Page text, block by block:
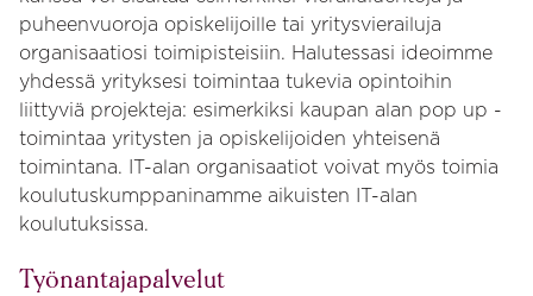
puheenvuoroja opiskelijoille tai yritysvierailuja
organisaatiosi toimipisteisiin. Halutessasi ideoimme
yhdessä yrityksesi toimintaa tukevia opintoihin
liittyviä projekteja: esimerkiksi kaupan alan pop up -
toimintaa yritysten ja opiskelijoiden yhteisenä
toimintana. IT-alan organisaatiot voivat myös toimia
koulutuskumppaninamme aikuisten IT-alan
koulutuksissa.
Työnantajapalvelut